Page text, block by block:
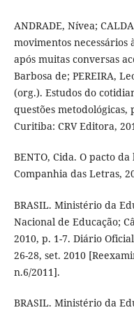
ANDRADE, Nívea;
movimentos necessários
após muitas conversas
Barbosa de; PEREIRA,
(org.). Estudos do
questões metodológicas,
Curitiba: CRV Editora,
BENTO, Cida. O pacto
Companhia das Letras,
BRASIL. Ministério da
Nacional de Educação;
2010, p. 1-7. Diário
26-28, set. 2010
n.6/2011].
BRASIL. Ministério da